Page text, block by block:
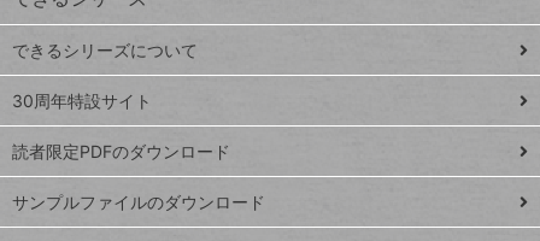
ド
Google
スプレ
ッドシ
ート
iPhone
VLOOKUP
ト
ッ
プ
ペ
ジ
できるシリーズについて
30周年特設サイト
読者限定PDFのダウンロード
サンプルファイルのダウンロード